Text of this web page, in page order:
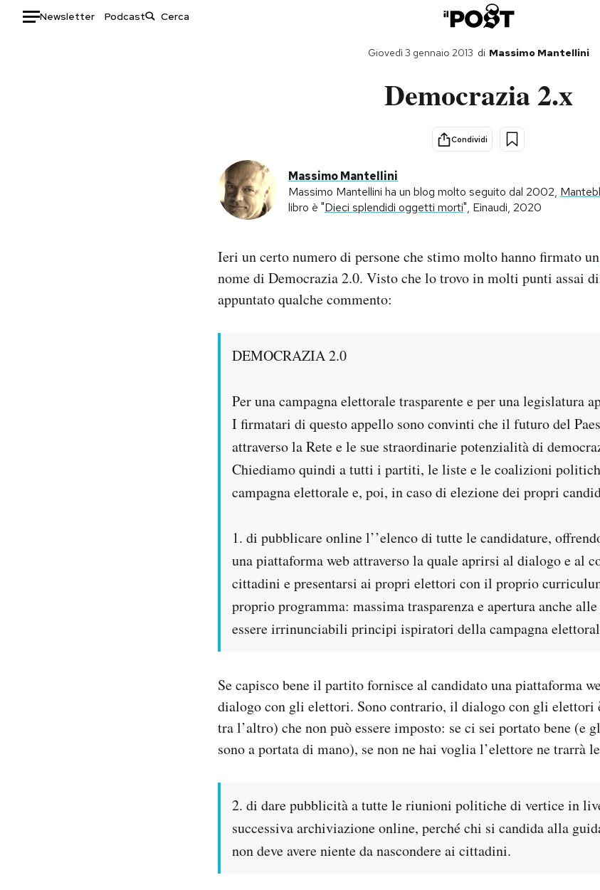
Newsletter Podcast
Storie/Idee
Ok Boomer!
Altrecose
Mondiali calcio 2026
di Massimo Mantellini
Giovedì 3 gennaio 2013
Democrazia 2.x
Condividi
Massimo Mantellini
Massimo Mantellini ha un blog molto seguito dal 2002,
libro è "Dieci splendidi oggetti morti", Einaudi, 2020
Ieri un certo numero di persone che stimo molto hanno firmato un
nome di Democrazia 2.0. Visto che lo trovo in molti punti assai
appuntato qualche commento:
DEMOCRAZIA 2.0
Per una campagna elettorale trasparente e per una legislatura
I firmatari di questo appello sono convinti che il futuro del
attraverso la Rete e le sue straordinarie potenzialità di
Chiediamo quindi a tutti i partiti, le liste e le coalizioni
campagna elettorale e, poi, in caso di elezione dei propri
1. di pubblicare online l’’elenco di tutte le candidature,
una piattaforma web attraverso la quale aprirsi al dialogo e al
cittadini e presentarsi ai propri elettori con il proprio
proprio programma: massima trasparenza e apertura anche
essere irrinunciabili principi ispiratori della campagna
Se capisco bene il partito fornisce al candidato una piattaforma
dialogo con gli elettori. Sono contrario, il dialogo con gli elettori
tra l’altro) che non può essere imposto: se ci sei portato bene (e
sono a portata di mano), se non ne hai voglia l’elettore ne trarrà
2. di dare pubblicità a tutte le riunioni politiche di vertice in
successiva archiviazione online, perché chi si candida alla
non deve avere niente da nascondere ai cittadini.